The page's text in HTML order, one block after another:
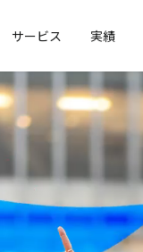
サービス 実績